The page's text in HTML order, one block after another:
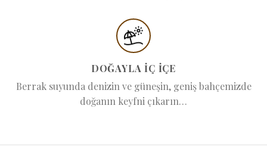
DOĞAYLA İÇ İÇE
Berrak suyunda denizin ve güneşin, geniş bahçemizde
doğanın keyfni çıkarın…